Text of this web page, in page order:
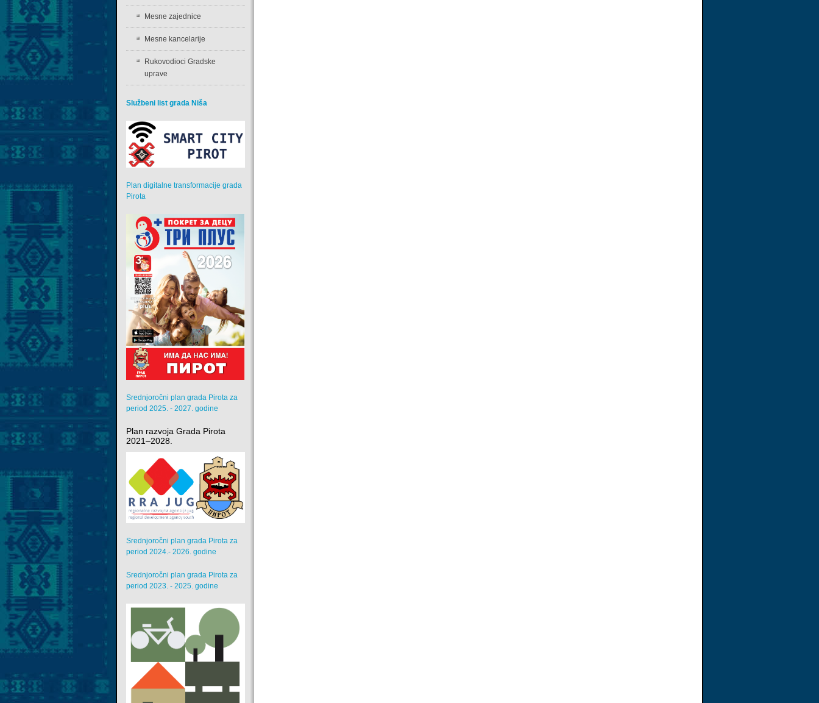
Mesne zajednice
Mesne kancelarije
Rukovodioci Gradske
uprave
Službeni list grada Niša
Plan digitalne transformacije grada
Pirota
Srednjoročni plan grada Pirota za
period 2025. - 2027. godine
Plan razvoja Grada Pirota
2021–2028.
Srednjoročni plan grada Pirota za
period 2024.- 2026. godine
Srednjoročni plan grada Pirota za
period 2023. - 2025. godine